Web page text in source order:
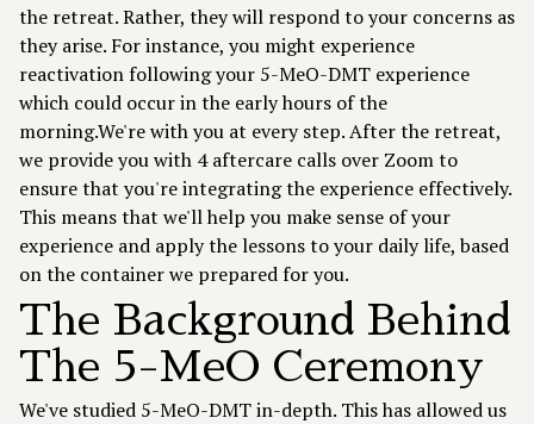
the retreat. Rather, they will respond to your concerns as
they arise. For instance, you might experience
reactivation following your 5-MeO-DMT experience
which could occur in the early hours of the
morning.We're with you at every step. After the retreat,
we provide you with 4 aftercare calls over Zoom to
ensure that you're integrating the experience effectively.
This means that we'll help you make sense of your
experience and apply the lessons to your daily life, based
on the container we prepared for you.
The Background Behind
The 5-MeO Ceremony
We've studied 5-MeO-DMT in-depth. This has allowed us